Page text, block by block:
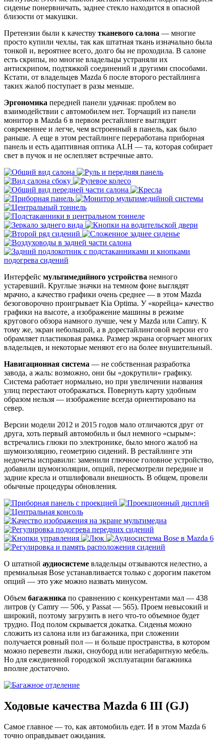
сиденье понервничать, заднее стекло находится в опасной
близости от макушки.
Претензии были к качеству тканевого салона — многие
просто купили чехлы, так как штатная ткань изначально была
тонкой и, вероятнее всего, долго бы не проходила. В салоне
есть скрипы, но многие владельцы устраняли их
антискрипом, подтяжкой соединений и другими способами.
Кстати, от владельцев Mazda 6 после второго рестайлинга
таких жалоб поступает в разы меньше.
Эргономика передней панели удачная: проблем во
взаимодействии с автомобилем нет. Торчащий из панели
монитор в Mazda 6 в первом рестайлинге выглядит
современнее и легче, чем встроенный в панель, как было
раньше. А еще в этом рестайлинге переработана приборная
панель и есть адаптивная оптика ALH — та, которая собирает
свет в пучок и не ослепляет встречные авто.
Интерфейс мультимедийного устройства немного
устаревший. Круглые значки на темном фоне выглядят
мрачно, а качество графики очень среднее — в этом Mazda
безоговорочно проигрывает Kia Optima. У «корейца» качество
графики на высоте, а изображение машины в режиме
кругового обзора намного лучше, чем у Mazda или Camry. К
тому же, экран небольшой, а в дорестайлинговой версии его
обрамляет пластиковая рамка. Размер экрана огорчает многих
владельцев, и некоторые меняют его на более внушительный.
Навигационная система — не собственная разработка
завода, а жаль: возможно, они бы «докрутили» графику.
Система работает нормально, но при увеличении названия
улиц перестают отображаться. Повернуть карту удобным
образом нельзя — изображение всегда ориентировано на
север.
Версии модели 2012 и 2015 годов мало отличаются друг от
друга, хоть первый автомобиль и был немного «сырым»:
встречались глюки по электронике, было много жалоб на
шумоизоляцию, геометрию сидений. В рестайлинге эти
недочеты исправили: заменили глючное головное устройство,
добавили шумоизоляции, опций, пересмотрели передние и
задние кресла и отшлифовали внешность. В общем, провели
обычные процедуры обновления.
О штатной аудиосистеме владельцы отзываются нелестно, а
премиальная Bose устанавливается только с дорогим пакетом
опций — это уже можно назвать минусом.
Объем багажника по сравнению с конкурентами мал — 438
литров (у Camry — 506, y Passat — 565). Проем невысокий и
широкий, поэтому загрузить в него что-то объемное будет
трудно. Под полом скрывается докатка. Сиденья можно
сложить из салона или из багажника, при сложении
получается ровный пол — и больше пространства, в котором
можно перевезти лыжи, сноуборд или негабаритную мебель.
Но для ежедневной городской эксплуатации багажника
вполне достаточно.
Ходовые качества Mazda 6 III (GJ)
Самое главное — то, как автомобиль едет. И в этом Mazda 6
точно оправдывает ожидания.